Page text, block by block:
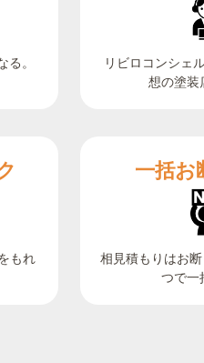
。 リビロコンシェ
想の塗装
もれ
一括お
相見積もりはお
つで一